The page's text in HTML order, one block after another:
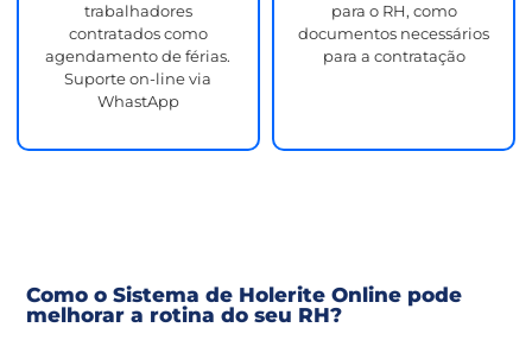
trabalhadores
contratados como
agendamento de férias.
Suporte on-line via
WhastApp
para o RH, como
documentos necessários
para a contratação
Como o Sistema de Holerite Online pode
melhorar a rotina do seu RH?